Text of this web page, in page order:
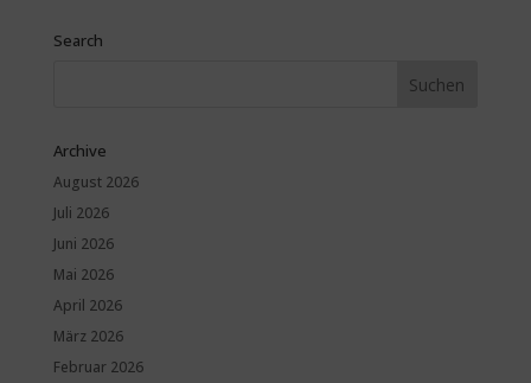
Search
Archive
August 2026
Juli 2026
Juni 2026
Mai 2026
April 2026
März 2026
Februar 2026